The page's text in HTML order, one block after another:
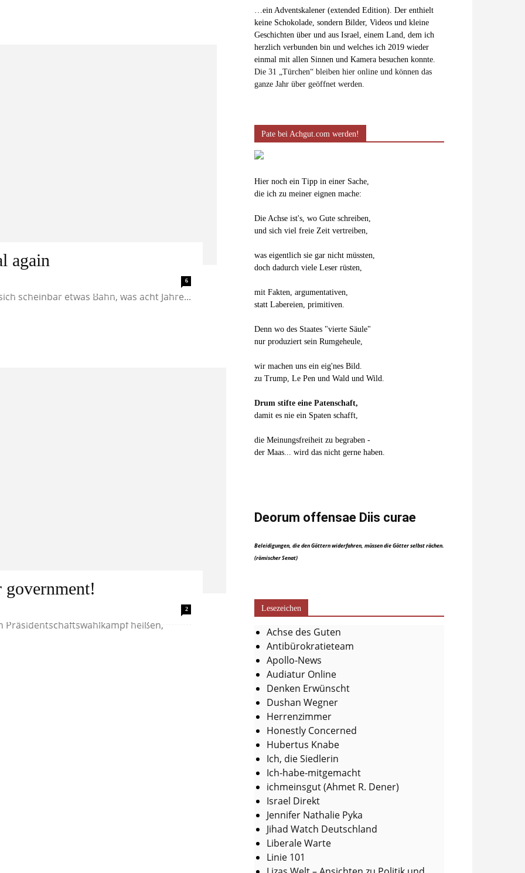
again
6
wie ein Biberdamm im Gefühlsstrom
scheinbar etwas Bahn, was acht Jahre...
2
tobt ein Krieg. Das ist alle vier Jahre
Präsidentschaftswahlkampf heißen,
…ein Adventskalener (extended Edition). Der enthielt
keine Schokolade, sondern Bilder, Videos und kleine
Geschichten über und aus Israel, einem Land, dem ich
herzlich verbunden bin und welches ich 2019 wieder
einmal mit allen Sinnen und Kamera besuchen konnte.
Die 31 „Türchen“ bleiben hier online und können das
ganze Jahr über geöffnet werden.
Pate bei Achgut.com werden!
Hier noch ein Tipp in einer Sache,
die ich zu meiner eignen mache:
Die Achse ist's, wo Gute schreiben,
und sich viel freie Zeit vertreiben,
was eigentlich sie gar nicht müssten,
doch dadurch viele Leser rüsten,
mit Fakten, argumentativen,
statt Labereien, primitiven.
Denn wo des Staates "vierte Säule"
nur produziert sein Rumgeheule,
wir machen uns ein eig'nes Bild.
zu Trump, Le Pen und Wald und Wild.
Drum stifte eine Patenschaft,
damit es nie ein Spaten schafft,
die Meinungsfreiheit zu begraben -
der Maas... wird das nicht gerne haben.
Deorum offensae Diis curae
Beleidigungen, die den Göttern widerfahren, müssen die Götter selbst rächen.
(römischer Senat)
Lesezeichen
Achse des Guten
Antibürokratieteam
Apollo-News
Audiatur Online
Denken Erwünscht
Dushan Wegner
Herrenzimmer
Honestly Concerned
Hubertus Knabe
Ich, die Siedlerin
Ich-habe-mitgemacht
ichmeinsgut (Ahmet R. Dener)
Israel Direkt
Jennifer Nathalie Pyka
Jihad Watch Deutschland
Liberale Warte
Linie 101